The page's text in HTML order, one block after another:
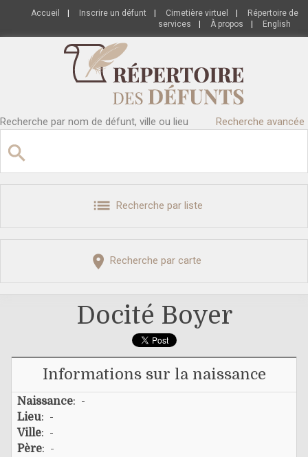
Accueil Inscrire un défunt Cimetière virtuel
Répertoire de
services
À propos English
Recherche par nom de défunt, ville ou lieu Recherche avancée
Recherche par liste
Recherche par carte
Docité Boyer
Informations sur la naissance
Naissance: -
Lieu: -
Ville: -
Père: -